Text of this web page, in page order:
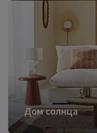
Дом солнца